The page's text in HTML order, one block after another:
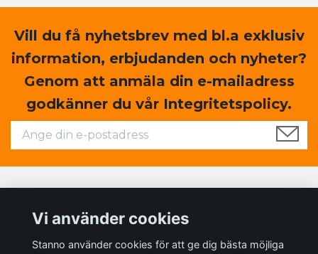
Vill du få nyhetsbrev med bl.a exklusiv
information, erbjudanden och nyheter?
Genom att anmäla din e-mailadress
godkänner du vår Integritetspolicy.
Sociala medier
Vi använder cookies
Stanno använder cookies för att ge dig bästa möjliga